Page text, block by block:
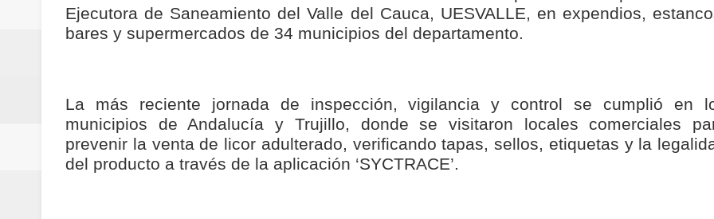
Regionetnoticias / Las ayudas técnicas aportaron dignidad a las personas con discapacidad de
Regionetnoticias / Asamblea de Caldas aprueba $11.444 millones para impulsar obras de agua
saneamiento básico
Ejecutora de Saneamiento del Valle del Cauca, UESVALLE, en expendios,
bares y supermercados de 34 municipios del departamento.
La más reciente jornada de inspección, vigilancia y control se cumplió en
municipios de Andalucía y Trujillo, donde se visitaron locales comerciales
prevenir la venta de licor adulterado, verificando tapas, sellos, etiquetas y la
del producto a través de la aplicación ‘SYCTRACE’.